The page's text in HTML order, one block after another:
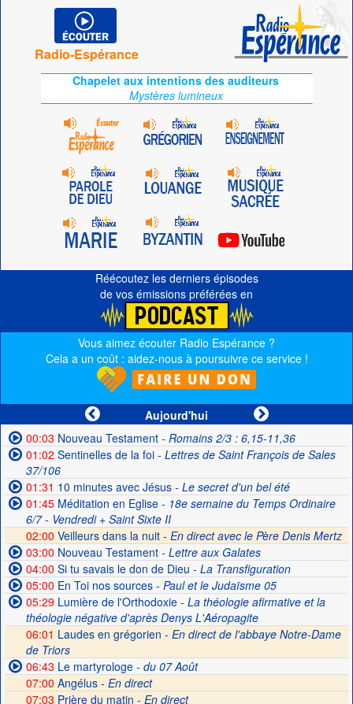
Radio-Espérance
Chapelet aux intentions des auditeurs
Mystères lumineux
Réécoutez les derniers épisodes
de vos émissions préférées en
Vous aimez écouter Radio Espérance ?
Cela a un coût : aidez-nous à poursuivre ce service !
Aujourd'hui
00:03 Nouveau Testament- Romains 2/3 : 6,15-11,36
01:02 Sentinelles de la foi- Lettres de Saint François de Sales
37/106
01:31 10 minutes avec Jésus- Le secret d'un bel été
01:45Méditation en Eglise- 18e semaine du Temps Ordinaire
6/7 - Vendredi + Saint Sixte II
02:00 Veilleurs dans la nuit - En direct avec le Père Denis Mertz
03:00 Nouveau Testament- Lettre aux Galates
04:00 Si tu savais le don de Dieu - La Transfiguration
05:00 En Toi nos sources- Paul et le Judaïsme 05
05:29Lumière de l'Orthodoxie- La théologie afirmative et la
théologie négative d'après Denys L'Aéropagite
06:01 Laudes en grégorien - En direct de l'abbaye Notre-Dame
de Triors
06:43 Le martyrologe- du 07 Août
07:00 Angélus - En direct
07:03 Prière du matin - En direct